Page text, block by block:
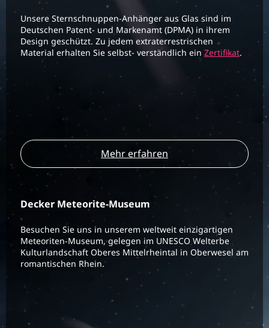
Unsere Sternschnuppen-Anhänger aus Glas sind im
Deutschen Patent- und Markenamt (DPMA) in ihrem
Design geschützt. Zu jedem extraterrestrischen
Material erhalten Sie selbst- verständlich ein Zertifikat.
Mehr erfahren
Decker Meteorite-Museum
Besuchen Sie uns in unserem weltweit einzigartigen
Meteoriten-Museum, gelegen im UNESCO Welterbe
Kulturlandschaft Oberes Mittelrheintal in Oberwesel am
romantischen Rhein.